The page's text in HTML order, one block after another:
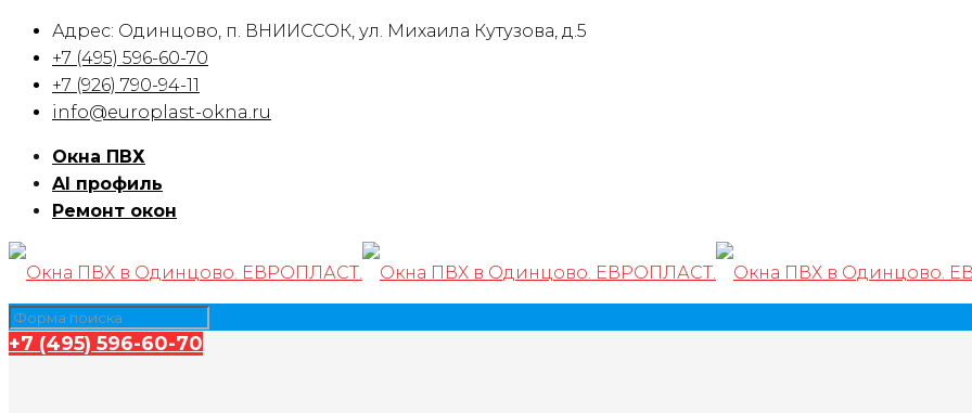
Адрес: Одинцово, п. ВНИИССОК, ул. Михаила Кутузова, д.5
+7 (495) 596-60-70
+7 (926) 790-94-11
info@europlast-okna.ru
Окна ПВХ
Al профиль
Ремонт окон
+7 (495) 596-60-70